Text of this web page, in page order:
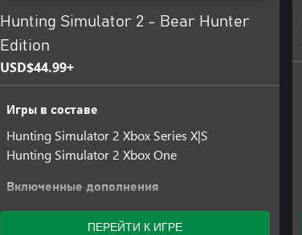
Hunting Simulator 2 - Bear Hunter
Edition
USD$44.99+
Игры в составе
Hunting Simulator 2 Xbox Series X|S
Hunting Simulator 2 Xbox One
Включенные дополнения
Hunting Simulator 2 - Bear Hunter Pack Xbox
ПЕРЕЙТИ К ИГРЕ